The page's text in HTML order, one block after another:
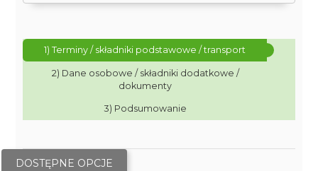
1) Terminy / składniki podstawowe / transport
2) Dane osobowe / składniki dodatkowe /
dokumenty
3) Podsumowanie
DOSTĘPNE OPCJE